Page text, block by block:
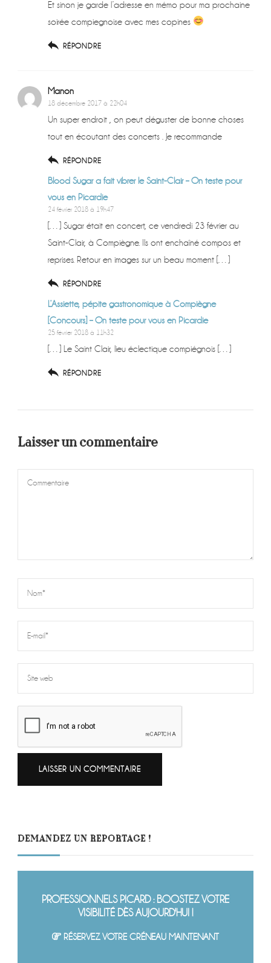
Et sinon je garde l’adresse en mémo pour ma prochaine
soirée compiegnoise avec mes copines
RÉPONDRE
Manon
18 décembre 2017 à 22h04
Un super endroit , on peut déguster de bonne choses
tout en écoutant des concerts . Je recommande
RÉPONDRE
Blood Sugar a fait vibrer le Saint-Clair – On teste pour
vous en Picardie
24 février 2018 à 19h47
[…] Sugar était en concert, ce vendredi 23 février au
Saint-Clair, à Compiègne. Ils ont enchaîné compos et
reprises. Retour en images sur un beau moment […]
RÉPONDRE
L’Assiette, pépite gastronomique à Compiègne
[Concours] – On teste pour vous en Picardie
25 février 2018 à 11h32
[…] Le Saint Clair, lieu éclectique compiégnois […]
RÉPONDRE
Laisser un commentaire
DEMANDEZ UN REPORTAGE !
PROFESSIONNELS PICARD : BOOSTEZ VOTRE
VISIBILITÉ DÈS AUJOURD'HUI !
RÉSERVEZ VOTRE CRÉNEAU MAINTENANT